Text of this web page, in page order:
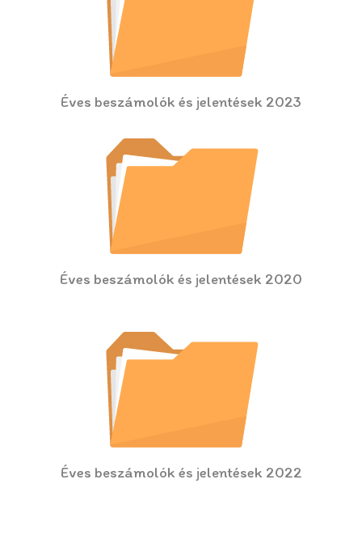
Éves beszámolók és jelentések 2023
Éves beszámolók és jelentések 2020
Éves beszámolók és jelentések 2022